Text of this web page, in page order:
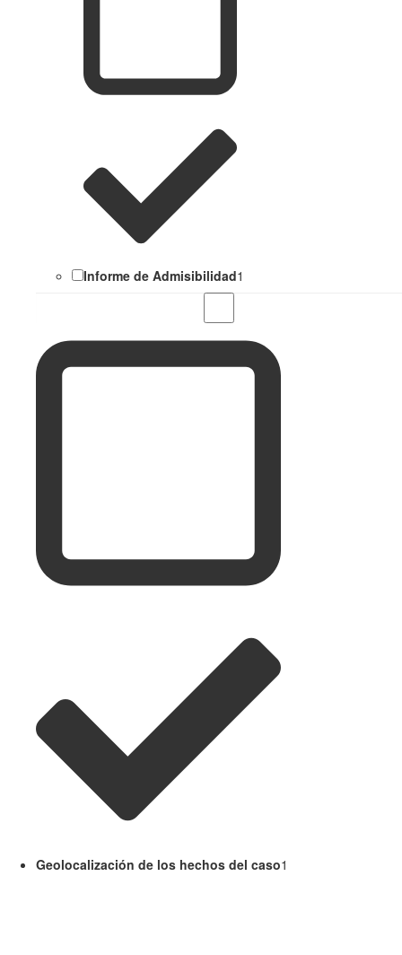
Informe de Admisibilidad1
Geolocalización de los hechos del caso1